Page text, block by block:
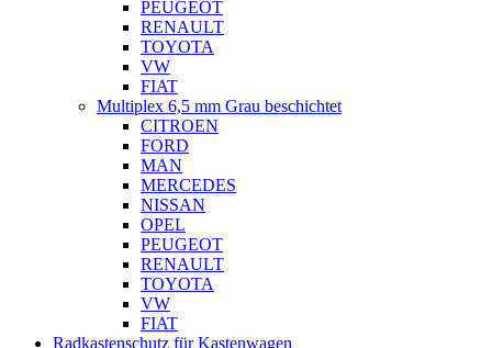
PEUGEOT
RENAULT
TOYOTA
VW
FIAT
Multiplex 6,5 mm Grau beschichtet
CITROEN
FORD
MAN
MERCEDES
NISSAN
OPEL
PEUGEOT
RENAULT
TOYOTA
VW
FIAT
Radkastenschutz für Kastenwagen